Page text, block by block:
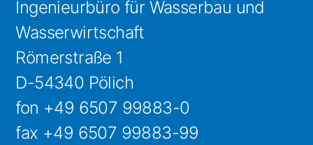
Ingenieurbüro für Wasserbau und
Wasserwirtschaft
Römerstraße 1
D-54340 Pölich
fon +49 6507 99883-0
fax +49 6507 99883-99